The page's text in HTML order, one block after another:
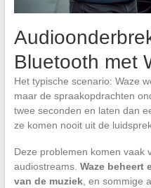
Bluetooth met
Het typische scenario: Waze
maar de spraakopdrachten
twee seconden en laten dan
ze komen nooit uit de
Deze problemen komen vaak
audiostreams. Waze beheert
van de muziek, en sommige